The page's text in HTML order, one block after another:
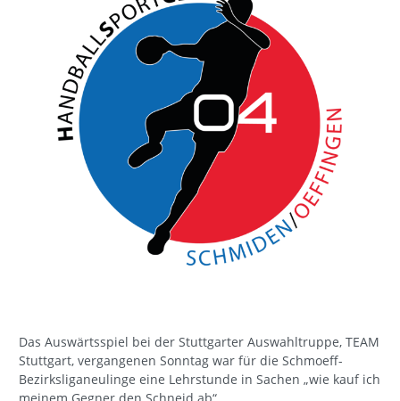
Das Auswärtsspiel bei der Stuttgarter Auswahltruppe, TEAM
Stuttgart, vergangenen Sonntag war für die Schmoeff-
Bezirksliganeulinge eine Lehrstunde in Sachen „wie kauf ich